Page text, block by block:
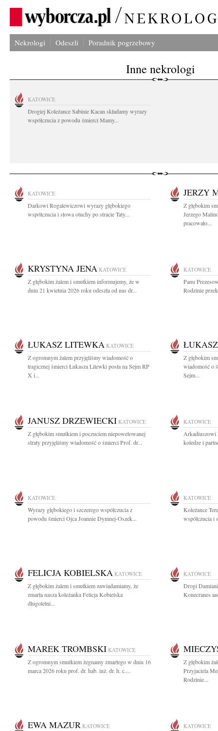
Nekrologi Odeszli Poradnik pogrzebowy
Inne nekrologi
KATOWICE
Drogiej Koleżance Sabinie Kacan składamy wyrazy
współczucia z powodu śmierci Mamy...
KATOWICE
Darkowi Rogalewiczowi wyrazy głębokiego
współczucia i słowa otuchy po stracie Taty...
JERZY
Z głębokim
Jerzego
pracowało...
KRYSTYNA JENA KATOWICE
Z głębokim żalem i smutkiem informujemy, że w
dniu 21 kwietnia 2026 roku odeszła od nas dr...
KATOWICE
Panu
Rodzinie
ŁUKASZ LITEWKA KATOWICE
Z ogromnym żalem przyjęliśmy wiadomość o
tragicznej śmierci Łukasza Litewki posła na Sejm RP
X i...
Z głębokim
wiadomość o
Sejm...
JANUSZ DRZEWIECKI KATOWICE
Z głębokim smutkiem i poczuciem niepowetowanej
straty przyjęliśmy wiadomość o śmierci Prof. dr...
KATOWICE
Arkadiuszowi
koledze i
KATOWICE
Wyrazy głębokiego i szczerego współczucia z
powodu śmierci Ojca Joannie Dymnej-Oszek...
KATOWICE
Koleżance
współczucia i
FELICJA KOBIELSKA KATOWICE
Z głębokim żalem i smutkiem zawiadamiamy, że
zmarła nasza koleżanka Felicja Kobielska
długoletni...
KATOWICE
Drogi
Konecranes
MAREK TROMBSKI KATOWICE
Z ogromnym smutkiem żegnamy zmarłego w dniu 16
marca 2026 roku prof. dr. hab. inż. dr. h. c....
Z głębokim
Przyjaciela
Rodzinie...
EWA MAZUR KATOWICE KATOWICE